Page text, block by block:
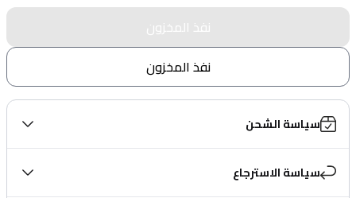
نفذ المخزون
نفذ المخزون
سياسة الشحن
سياسة الاسترجاع